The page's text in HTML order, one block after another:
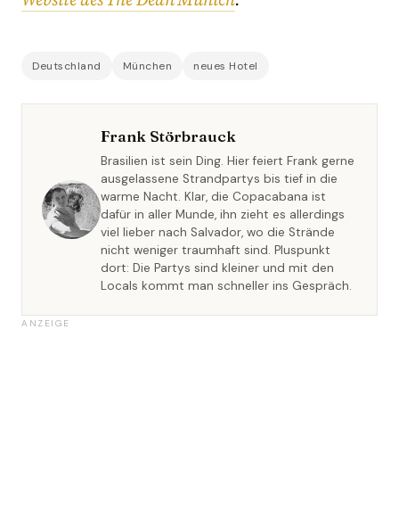
Deutschland München neues Hotel
Frank Störbrauck
Brasilien ist sein Ding. Hier feiert Frank gerne
ausgelassene Strandpartys bis tief in die
warme Nacht. Klar, die Copacabana ist
dafür in aller Munde, ihn zieht es allerdings
viel lieber nach Salvador, wo die Strände
nicht weniger traumhaft sind. Pluspunkt
dort: Die Partys sind kleiner und mit den
Locals kommt man schneller ins Gespräch.
ANZEIGE